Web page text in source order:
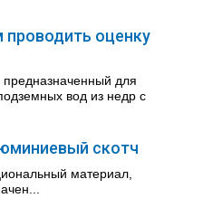
проводить оценку
для
вод из недр с
скотч
материал,